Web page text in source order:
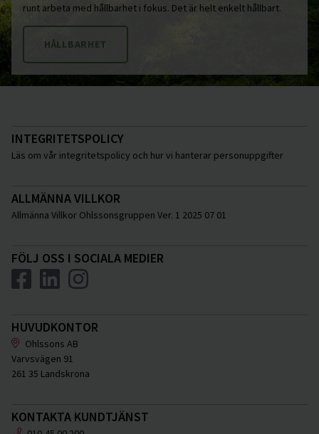
runt arbeta med hållbarhet i fokus. Det är helt enkelt hållbart.
HÅLLBARHET
INTEGRITETSPOLICY
Läs om vår integritetspolicy och hur vi hanterar personuppgifter
ALLMÄNNA VILLKOR
Allmänna Villkor Ohlssonsgruppen Ver. 1 2025 07 01
FÖLJ OSS I SOCIALA MEDIER
HUVUDKONTOR
Ohlssons AB
Varvsvägen 91
261 35 Landskrona
KONTAKTA KUNDTJÄNST